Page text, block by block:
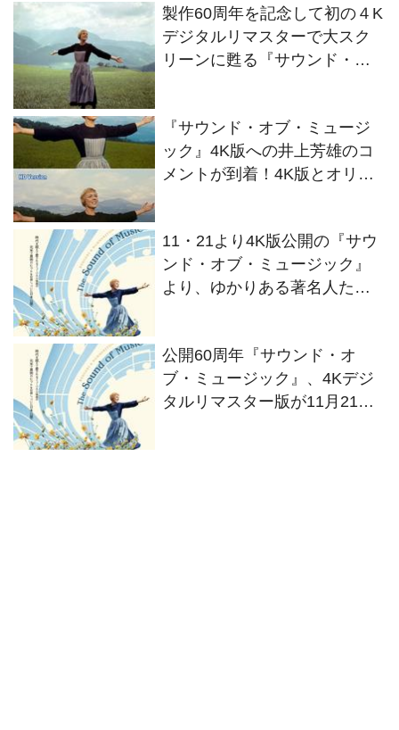
製作60周年を記念して初の４K
デジタルリマスターで大スク
リーンに甦る『サウンド・オ
『サウンド・オブ・ミュージ
ック』4K版への井上芳雄のコ
メントが到着！4K版とオリジ
11・21より4K版公開の『サウ
ンド・オブ・ミュージック』
より、ゆかりある著名人たち
公開60周年『サウンド・オ
ブ・ミュージック』、4Kデジ
タルリマスター版が11月21日